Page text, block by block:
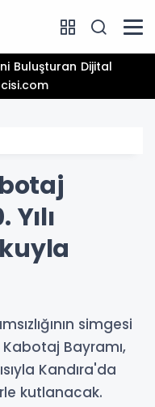
simgesi
Bayramı,
Kandıra'da
kutlanacak.